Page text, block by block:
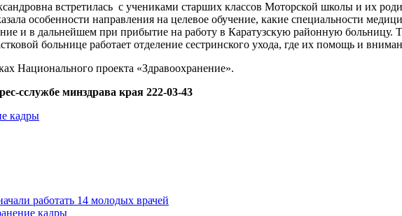
встретилась с учениками старших классов Моторской школы и их
особенности направления на целевое обучение, какие специальности
и в дальнейшем при прибытие на работу в Каратузскую районную больницу.
больнице работает отделение сестринского ухода, где их помощь и
Национального проекта «Здравоохранение».
сслужбе минздрава края 222-03-43
кадры
работать 14 молодых врачей
кадры